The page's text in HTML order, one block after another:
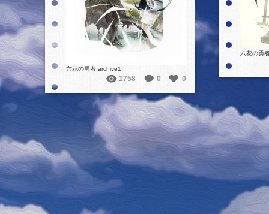
六花の勇者 archive1
1758 0 0
六花の勇